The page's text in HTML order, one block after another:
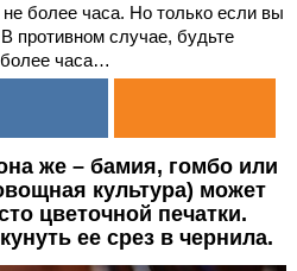
более часа. Но только если вы
противном случае, будьте
более часа…
же – бамия, гомбо или
культура) может
цветочной печатки.
ее срез в чернила.